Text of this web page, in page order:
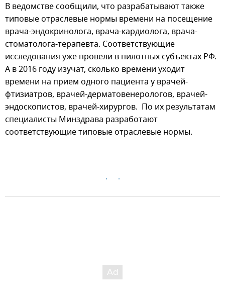
В ведомстве сообщили, что разрабатывают также
типовые отраслевые нормы времени на посещение
врача-эндокринолога, врача-кардиолога, врача-
стоматолога-терапевта. Соответствующие
исследования уже провели в пилотных субъектах РФ.
А в 2016 году изучат, сколько времени уходит
времени на прием одного пациента у врачей-
фтизиатров, врачей-дерматовенерологов, врачей-
эндоскопистов, врачей-хирургов. По их результатам
специалисты Минздрава разработают
соответствующие типовые отраслевые нормы.